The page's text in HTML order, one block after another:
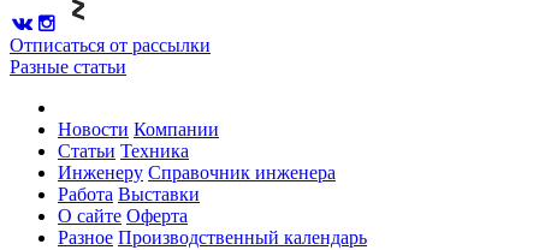
Отписаться от рассылки
Разные статьи
Новости Компании
Статьи Техника
Инженеру Справочник инженера
Работа Выставки
О сайте Оферта
Разное Производственный календарь